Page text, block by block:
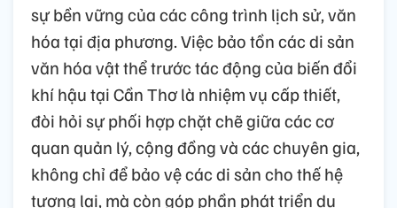
sự bền vững của các công trình lịch sử, văn
hóa tại địa phương. Việc bảo tồn các di sản
văn hóa vật thể trước tác động của biến đổi
khí hậu tại Cần Thơ là nhiệm vụ cấp thiết,
đòi hỏi sự phối hợp chặt chẽ giữa các cơ
quan quản lý, cộng đồng và các chuyên gia,
không chỉ để bảo vệ các di sản cho thế hệ
tương lai, mà còn góp phần phát triển du